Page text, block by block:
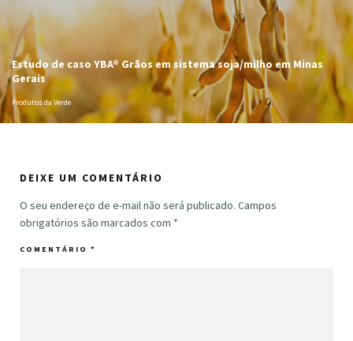
Estudo de caso YBA® Grãos em sistema soja/milho em Minas
Gerais
Produtos da Verde
DEIXE UM COMENTÁRIO
O seu endereço de e-mail não será publicado. Campos
obrigatórios são marcados com *
COMENTÁRIO *